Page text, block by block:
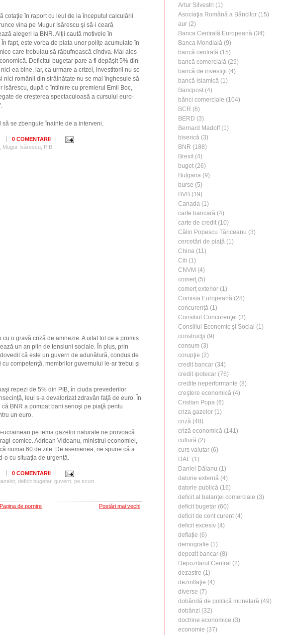
cotaţie în raport cu leul de la începutul calculării
vina pe Mugur Isărescu şi să-i ceară
alegeri la BNR. Alţii caută motivele în
fapt, este vorba de plata unor poliţe acumulate în
care trebuiau să răbufnească cîndva. Mai ales
Deficitul bugetar pare a fi depăşit 5% din
ea bine, iar, ca urmare a crizei, investitorii nu se
nici românii din străinătate nu se mai înghesuie să
Isărescu, după o întîlnire cu premierul Emil Boc,
de creşterea spectaculoasă a cursului euro-
se zbenguie înainte de a interveni.
0 COMENTARII
Mugur Isărescu PIB
o gravă criză de amnezie. A uitat tot ce a promis
un an plin de tensiuni sociale. În plus, prin
că este un guvern de adunătură, condus de
competenţă, membrilor guvernului le-ar trebui şi
repezi de 5% din PIB, în ciuda prevederilor
leul s-a devalorizat zdravăn faţă de euro. În
BNR a pompat bani serioşi pe piaţă pentu
un euro.
ucrainean pe tema gazelor naturale ne provoacă
comice. Adriean Videanu, ministrul economiei,
numai 60 de zile. De asemenea, ne spune că a
o cu situaţia de urgenţă.
0 COMENTARII
, deficit bugetar, guvern pe scurt
Postări mai vechi
Pagina de pornire
Artur Silvestri (1)
Asociaţia Română a Băncilor (15)
aur (2)
Banca Centrală Europeană (34)
Banca Mondială (9)
bancă centrală (15)
bancă comercială (29)
bancă de investiţii (4)
bancă islamică (1)
Bancpost (4)
bănci comerciale (104)
BCR (6)
BERD (3)
Bernard Madoff(1)
biserică (3)
BNR (188)
Brexit (4)
buget (26)
Bulgaria (9)
burse (5)
BVB (19)
Canada (1)
carte bancară (4)
carte de credit (10)
Călin Popescu Tăriceanu (3)
cercetări de piaţă (1)
China (11)
Citi (1)
CNVM (4)
comerţ (5)
comerţ exterior (1)
Comisia Europeană (28)
concurenţă (1)
Consiliul Concurenţei (3)
Consiliul Economic şi Social (1)
construcţii (9)
consum (3)
corupţie (2)
credit bancar (34)
credit ipotecar (76)
credite neperformante (8)
creştere economică (4)
Cristian Popa (6)
criza gazelor (1)
criză (48)
criză economică (141)
cultură (2)
curs valutar (6)
DAE (1)
Daniel Dăianu (1)
datorie externă (4)
datorie publică (16)
deficit al balanţei comerciale (3)
deficit bugetar (60)
deficit de cont curent (4)
deficit excesiv (4)
deflaţie (6)
demografie (1)
depozit bancar (8)
Depozitarul Central (2)
dezastre (1)
dezinflaţie (4)
diverse (7)
dobândă de politică monetară (49)
dobânzi (32)
doctrine economice (3)
economie (37)